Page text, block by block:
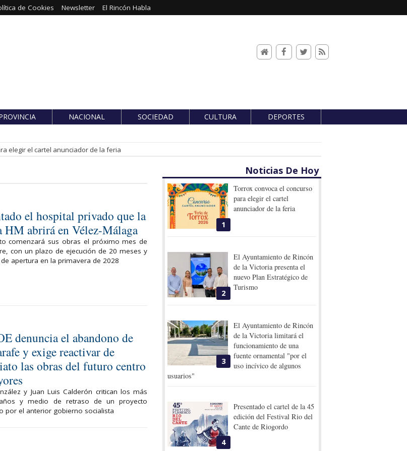
de Cookies Newsletter El Rincón Habla
NACIONAL SOCIEDAD CULTURA DEPORTES
elegir el cartel anunciador de la feria
el hospital privado que la
HM abrirá en Vélez-Málaga
comenzará sus obras el próximo mes de
con un plazo de ejecución de 20 meses y
apertura en la primavera de 2028
denuncia el abandono de
y exige reactivar de
las obras del futuro centro
y Juan Luis Calderón critican los más
y medio de retraso de un proyecto
por el anterior gobierno socialista
Noticias De Hoy
1
Torrox convoca el concurso
para elegir el cartel
anunciador de la feria
2
El Ayuntamiento de Rincón
de la Victoria presenta el
nuevo Plan Estratégico de
Turismo
3
El Ayuntamiento de Rincón
de la Victoria limitará el
funcionamiento de una
fuente ornamental "por el
uso incívico de algunos
usuarios"
4
Presentado el cartel de la 45
edición del Festival Rio del
Cante de Riogordo